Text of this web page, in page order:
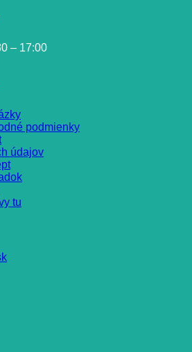
– 17:00
podmienky
údajov
tu